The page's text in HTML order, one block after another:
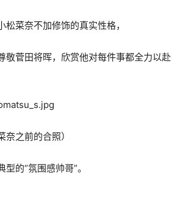
松菜奈不加修饰的真实性格，
敬菅田将晖，欣赏他对每件事都全力以赴
奈之前的合照）
的“氛围感帅哥”。